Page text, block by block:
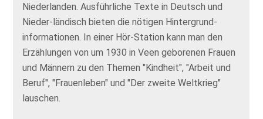
Niederlanden. Ausführliche Texte in Deutsch und
Nieder-ländisch bieten die nötigen Hintergrund-
informationen. In einer Hör-Station kann man den
Erzählungen von um 1930 in Veen geborenen Frauen
und Männern zu den Themen "Kindheit", "Arbeit und
Beruf", "Frauenleben" und "Der zweite Weltkrieg"
lauschen.